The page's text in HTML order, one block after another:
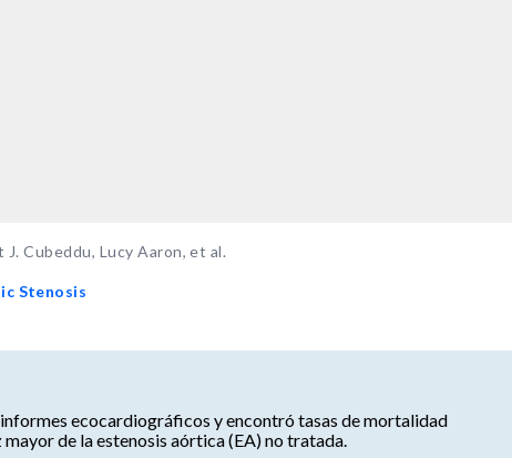
Cubeddu, Lucy Aaron, et al.
Stenosis
ecocardiográficos y encontró tasas de mortalidad
de la estenosis aórtica (EA) no tratada.